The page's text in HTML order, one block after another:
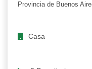
Provincia de Buenos
Casa